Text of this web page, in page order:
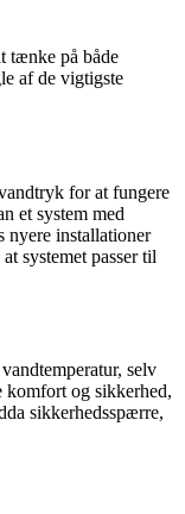
tænke på både
af de vigtigste
for at fungere
et system med
nyere installationer
systemet passer til
selv
komfort og sikkerhed,
sikkerhedsspærre,